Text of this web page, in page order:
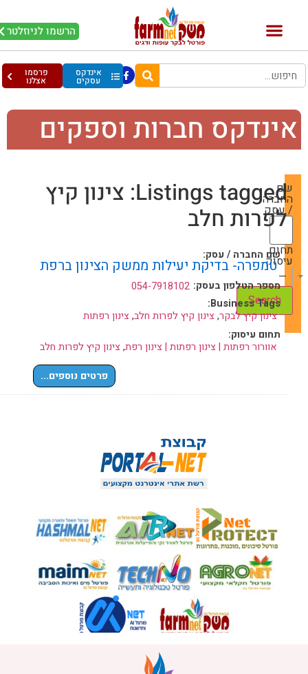
הרשמו לניוזלטר
אינדקס
עסקים
פרסמו
אצלנו
חברות וספקים
שם
החברה
/ עסק
תחום
עיסוק
— Choose One —
Listings tagged: צינון קיץ
לפרות חלב
שם החברה / עסק:
טמפרה- בדיקת יעילות ממשק הצינון ברפת
מספר הטלפון בעסק: 054-7918102
Business Tags:
צינון קיץ לבקר,צינון קיץ לפרות חלב,צינון רפתות
תחום עיסוק:
אוורור רפתות | צינון רפתות | צינון רפת,צינון קיץ לפרות חלב
פרטים נוספים...